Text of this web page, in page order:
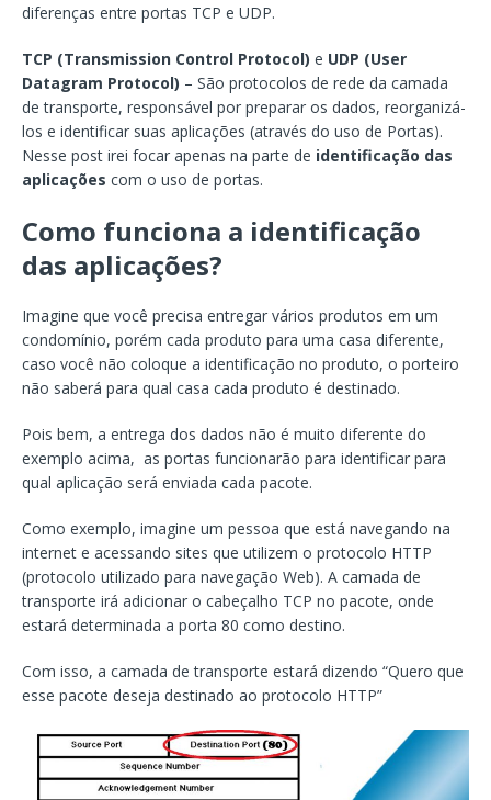
diferenças entre portas TCP e UDP.
TCP (Transmission Control Protocol) e UDP (User
Datagram Protocol) – São protocolos de rede da camada
de transporte, responsável por preparar os dados, reorganizá-
los e identificar suas aplicações (através do uso de Portas).
Nesse post irei focar apenas na parte de identificação das
aplicações com o uso de portas.
Como funciona a identificação
das aplicações?
Imagine que você precisa entregar vários produtos em um
condomínio, porém cada produto para uma casa diferente,
caso você não coloque a identificação no produto, o porteiro
não saberá para qual casa cada produto é destinado.
Pois bem, a entrega dos dados não é muito diferente do
exemplo acima, as portas funcionarão para identificar para
qual aplicação será enviada cada pacote.
Como exemplo, imagine um pessoa que está navegando na
internet e acessando sites que utilizem o protocolo HTTP
(protocolo utilizado para navegação Web). A camada de
transporte irá adicionar o cabeçalho TCP no pacote, onde
estará determinada a porta 80 como destino.
Com isso, a camada de transporte estará dizendo “Quero que
esse pacote deseja destinado ao protocolo HTTP”